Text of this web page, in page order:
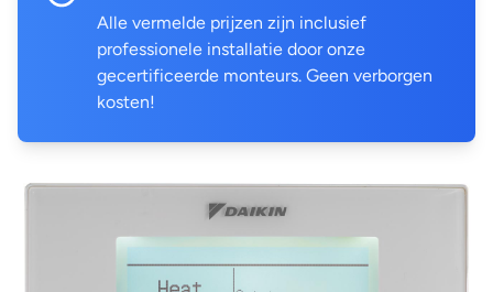
Alle vermelde prijzen zijn inclusief
professionele installatie door onze
gecertificeerde monteurs. Geen verborgen
kosten!